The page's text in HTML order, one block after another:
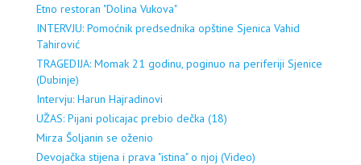
Etno restoran "Dolina Vukova"
INTERVJU: Pomoćnik predsednika opštine Sjenica Vahid
Tahirović
TRAGEDIJA: Momak 21 godinu, poginuo na periferiji Sjenice
(Dubinje)
Intervju: Harun Hajradinovi
UŽAS: Pijani policajac prebio dečka (18)
Mirza Šoljanin se oženio
Devojačka stijena i prava "istina" o njoj (Video)